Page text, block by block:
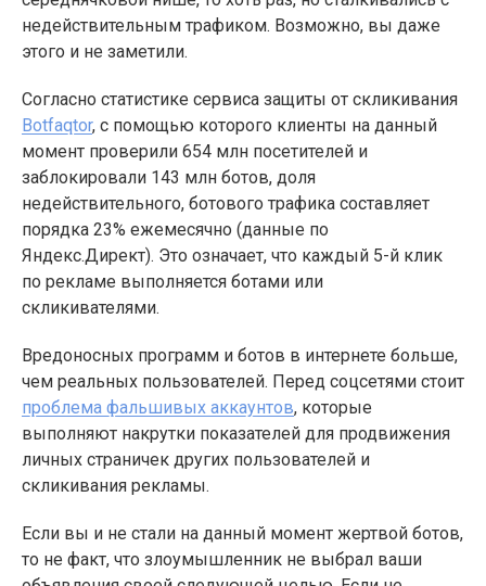
недействительным трафиком. Возможно, вы даже
этого и не заметили.
Согласно статистике сервиса защиты от скликивания
Botfaqtor, с помощью которого клиенты на данный
момент проверили 654 млн посетителей и
заблокировали 143 млн ботов, доля
недействительного, ботового трафика составляет
порядка 23% ежемесячно (данные по
Яндекс.Директ). Это означает, что каждый 5-й клик
по рекламе выполняется ботами или
скликивателями.
Вредоносных программ и ботов в интернете больше,
чем реальных пользователей. Перед соцсетями стоит
проблема фальшивых аккаунтов, которые
выполняют накрутки показателей для продвижения
личных страничек других пользователей и
скликивания рекламы.
Если вы и не стали на данный момент жертвой ботов,
то не факт, что злоумышленник не выбрал ваши